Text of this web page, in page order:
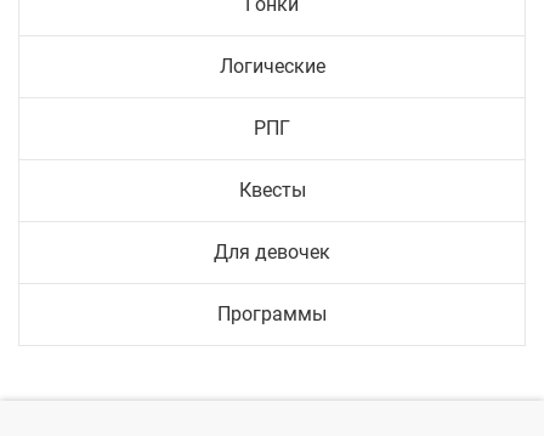
Логические
РПГ
Квесты
Для девочек
Программы